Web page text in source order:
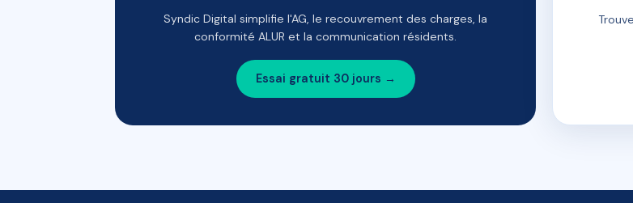
Syndic Digital simplifie l'AG, le recouvrement des charges, la
conformité ALUR et la communication résidents.
Essai gratuit 30 jours →